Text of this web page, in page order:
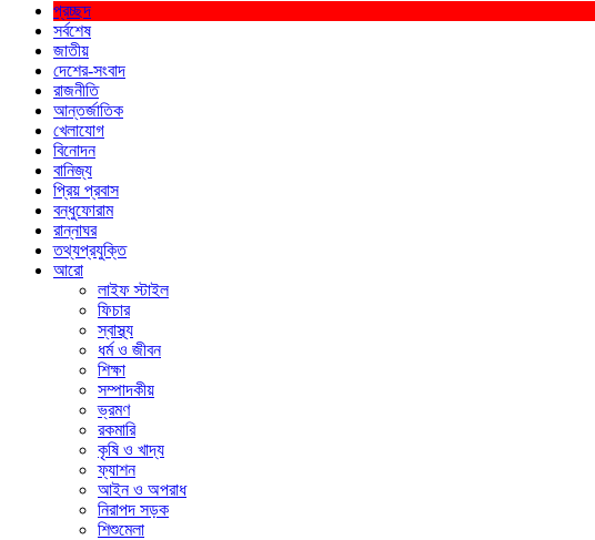
প্রচ্ছদ
সর্বশেষ
জাতীয়
দেশের-সংবাদ
রাজনীতি
আন্তর্জাতিক
খেলাযোগ
বিনোদন
বানিজ্য
প্রিয় প্রবাস
বন্ধুফোরাম
রান্নাঘর
তথ্যপ্রযুক্তি
আরো
লাইফ স্টাইল
ফিচার
স্বাস্থ্য
ধর্ম ও জীবন
শিক্ষা
সম্পাদকীয়
ভ্রমণ
রকমারি
কৃষি ও খাদ্য
ফ্যাশন
আইন ও অপরাধ
নিরাপদ সড়ক
শিশুমেলা